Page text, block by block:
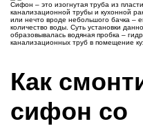
Сифон – это изогнутая труба из
канализационной трубы и кухонной
или нечто вроде небольшого бачка –
количество воды. Суть установки
образовывалась водяная пробка –
канализационных труб в помещение
Как
сифон со